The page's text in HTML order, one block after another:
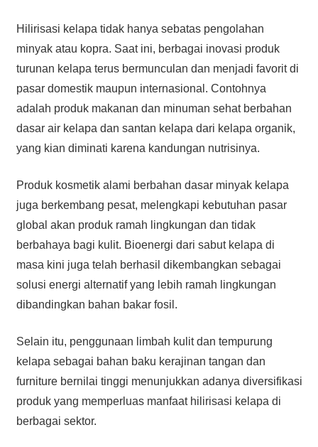
Hilirisasi kelapa tidak hanya sebatas pengolahan
minyak atau kopra. Saat ini, berbagai inovasi produk
turunan kelapa terus bermunculan dan menjadi favorit di
pasar domestik maupun internasional. Contohnya
adalah produk makanan dan minuman sehat berbahan
dasar air kelapa dan santan kelapa dari kelapa organik,
yang kian diminati karena kandungan nutrisinya.
Produk kosmetik alami berbahan dasar minyak kelapa
juga berkembang pesat, melengkapi kebutuhan pasar
global akan produk ramah lingkungan dan tidak
berbahaya bagi kulit. Bioenergi dari sabut kelapa di
masa kini juga telah berhasil dikembangkan sebagai
solusi energi alternatif yang lebih ramah lingkungan
dibandingkan bahan bakar fosil.
Selain itu, penggunaan limbah kulit dan tempurung
kelapa sebagai bahan baku kerajinan tangan dan
furniture bernilai tinggi menunjukkan adanya diversifikasi
produk yang memperluas manfaat hilirisasi kelapa di
berbagai sektor.